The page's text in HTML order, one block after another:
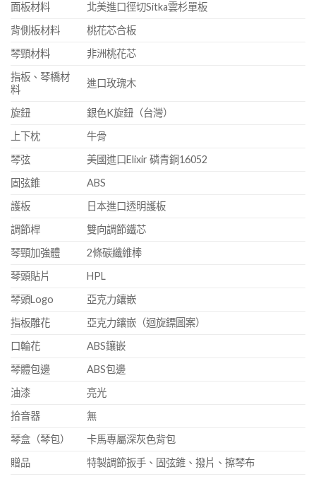
面板材料
北美進口徑切Sitka雲杉單板
背側板材料
桃花芯合板
琴頸材料
非洲桃花芯
指板、琴橋材
料
進口玫瑰木
旋鈕
銀色K旋鈕（台灣）
上下枕
牛骨
琴弦
美國進口Elixir 磷青銅16052
固弦錐
ABS
護板
日本進口透明護板
調節桿
雙向調節鐵芯
琴頸加強體
2條碳纖維棒
琴頭貼片
HPL
琴頭Logo
亞克力鑲嵌
指板雕花
亞克力鑲嵌（迴旋鏢圖案）
口輪花
ABS鑲嵌
琴體包邊
ABS包邊
油漆
亮光
拾音器
無
琴盒（琴包）
卡馬專屬深灰色背包
贈品
特製調節扳手、固弦錐、撥片、擦琴布